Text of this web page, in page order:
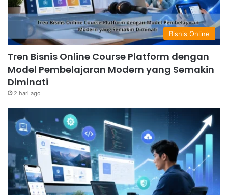
Bisnis Online
Tren Bisnis Online Course Platform dengan
Model Pembelajaran Modern yang Semakin
Diminati
2 hari ago